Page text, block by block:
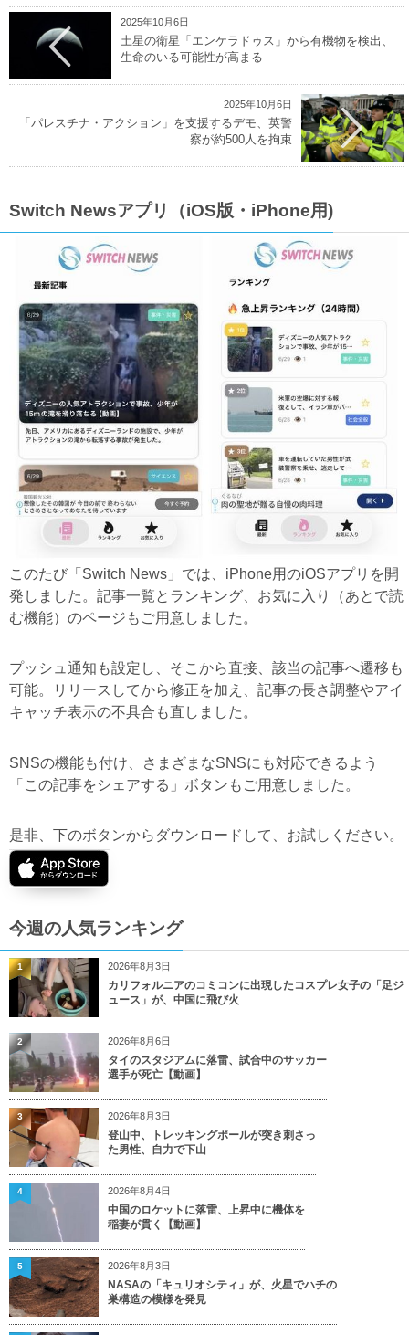
2025年10月6日
土星の衛星「エンケラドゥス」から有機物を検出、
生命のいる可能性が高まる
2025年10月6日
「パレスチナ・アクション」を支援するデモ、英警
察が約500人を拘束
Switch Newsアプリ（iOS版・iPhone用)
このたび「Switch News」では、iPhone用のiOSアプリを開
発しました。記事一覧とランキング、お気に入り（あとで読
む機能）のページもご用意しました。
プッシュ通知も設定し、そこから直接、該当の記事へ遷移も
可能。リリースしてから修正を加え、記事の長さ調整やアイ
キャッチ表示の不具合も直しました。
SNSの機能も付け、さまざまなSNSにも対応できるよう
「この記事をシェアする」ボタンもご用意しました。
是非、下のボタンからダウンロードして、お試しください。
今週の人気ランキング
2026年8月3日
カリフォルニアのコミコンに出現したコスプレ女子の「足ジ
ュース」が、中国に飛び火
1
2026年8月6日
タイのスタジアムに落雷、試合中のサッカー
選手が死亡【動画】
2
2026年8月3日
登山中、トレッキングポールが突き刺さっ
た男性、自力で下山
3
2026年8月4日
中国のロケットに落雷、上昇中に機体を
稲妻が貫く【動画】
4
2026年8月3日
NASAの「キュリオシティ」が、火星でハチの
巣構造の模様を発見
5